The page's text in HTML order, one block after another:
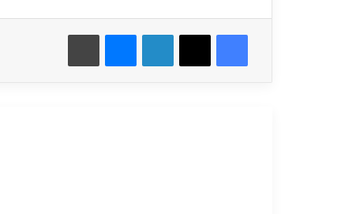
فيسبوك
‫X لينكدإن ماسنجر طباعة